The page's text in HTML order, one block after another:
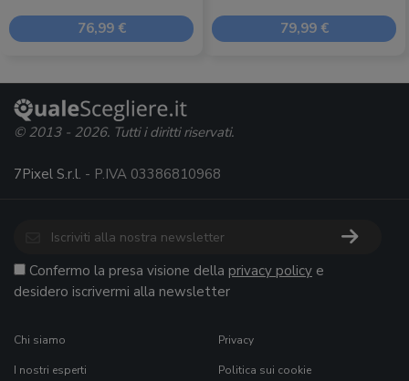
76,99 € 79,99 €
© 2013 - 2026. Tutti i diritti riservati.
7Pixel S.r.l. - P.IVA 03386810968
Confermo la presa visione della privacy policy e
desidero iscrivermi alla newsletter
Chi siamo
I nostri esperti
Privacy
Politica sui cookie